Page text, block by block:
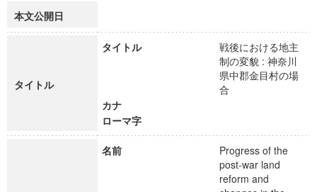
本文公開日
タイトル
タイトル
戦後における地主
制の変貌 : 神奈川
県中郡金目村の場
合
カナ
ローマ字
名前
Progress of the
post-war land
reform and